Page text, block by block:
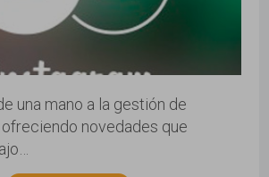
una mano a la gestión de
novedades que